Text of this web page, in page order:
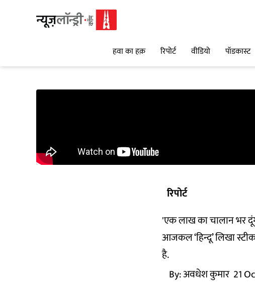
हवा का हक़ रिपोर्ट वीडियो पॉडकास्ट
रिपोर्ट
'एक लाख का चालान भर
आजकल ‘हिन्दू’ लिखा
है.
By:अवधेश कुमार 21